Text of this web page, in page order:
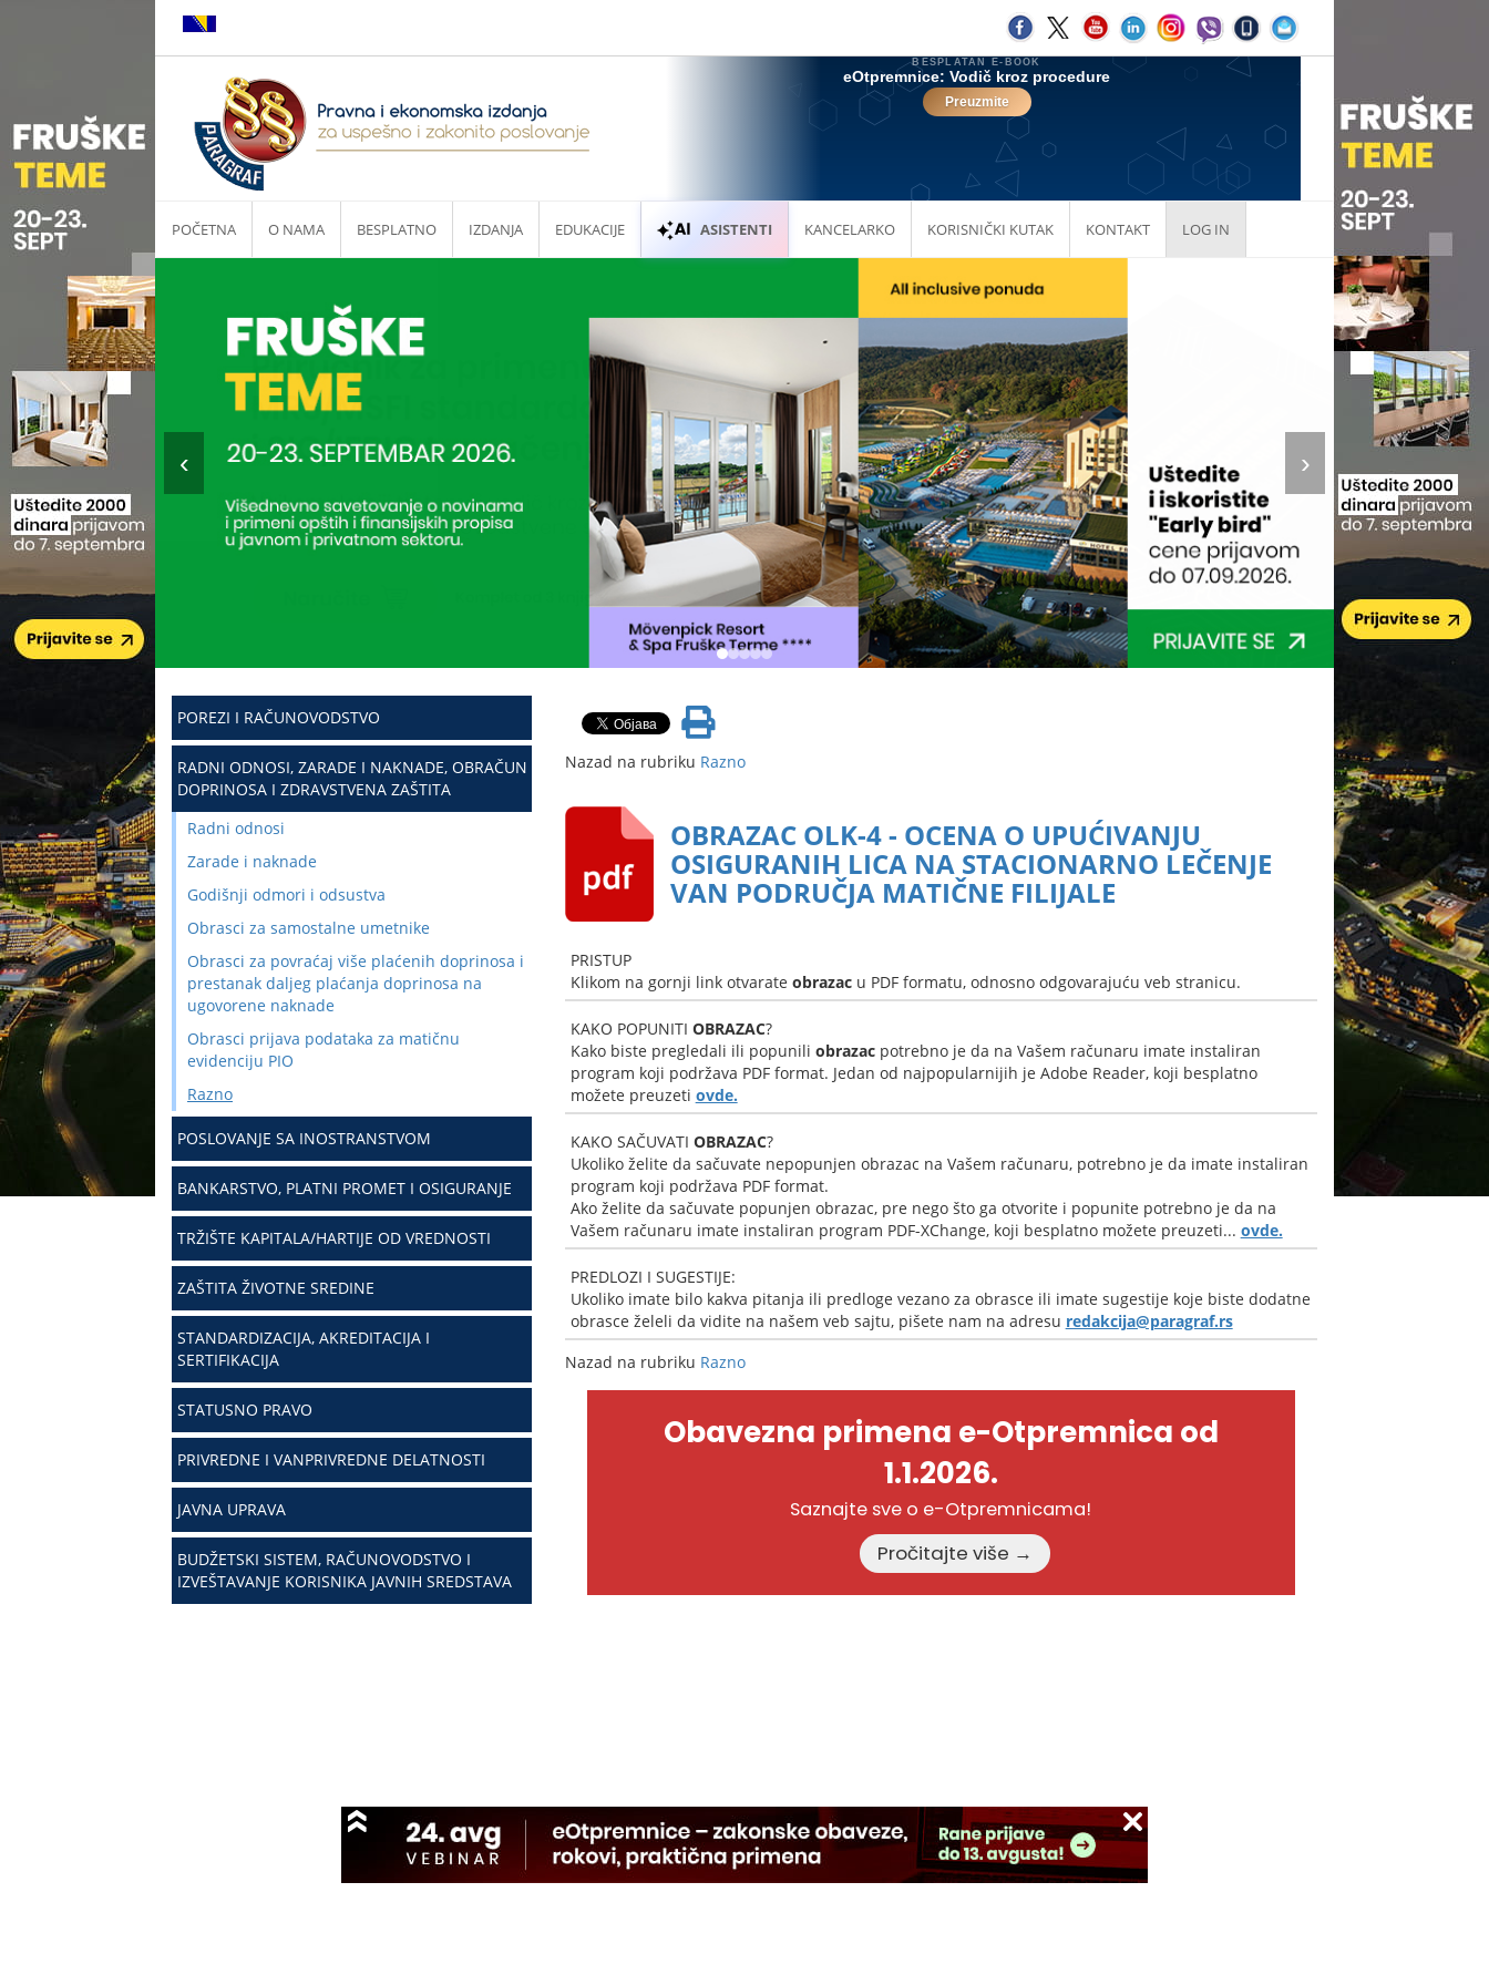
POČETNA O NAMA BESPLATNO IZDANJA EDUKACIJE ASISTENTI KANCELARKO KORISNIČKI KUTAK KONTAKT LOG IN
POREZI I RAČUNOVODSTVO
RADNI ODNOSI, ZARADE I NAKNADE, OBRAČUN
DOPRINOSA I ZDRAVSTVENA ZAŠTITA
Radni odnosi
Zarade i naknade
Godišnji odmori i odsustva
Obrasci za samostalne umetnike
Obrasci za povraćaj više plaćenih doprinosa i
prestanak daljeg plaćanja doprinosa na
ugovorene naknade
Obrasci prijava podataka za matičnu
evidenciju PIO
Razno
POSLOVANJE SA INOSTRANSTVOM
BANKARSTVO, PLATNI PROMET I OSIGURANJE
TRŽIŠTE KAPITALA/HARTIJE OD VREDNOSTI
ZAŠTITA ŽIVOTNE SREDINE
STANDARDIZACIJA, AKREDITACIJA I
SERTIFIKACIJA
STATUSNO PRAVO
PRIVREDNE I VANPRIVREDNE DELATNOSTI
JAVNA UPRAVA
BUDŽETSKI SISTEM, RAČUNOVODSTVO I
IZVEŠTAVANJE KORISNIKA JAVNIH SREDSTAVA
Nazad na rubriku Razno
OBRAZAC OLK-4 - OCENA O UPUĆIVANJU
OSIGURANIH LICA NA STACIONARNO LEČENJE
VAN PODRUČJA MATIČNE FILIJALE
PRISTUP
Klikom na gornji link otvarate obrazacu PDF formatu, odnosno odgovarajuću veb stranicu.
KAKO POPUNITI OBRAZAC?
Kako biste pregledali ili popunili obrazacpotrebno je da na Vašem računaru imate instaliran
program koji podržava PDF format. Jedan od najpopularnijih je Adobe Reader, koji besplatno
možete preuzeti ovde.
KAKO SAČUVATI OBRAZAC?
Ukoliko želite da sačuvate nepopunjen obrazac na Vašem računaru, potrebno je da imate instaliran
program koji podržava PDF format.
Ako želite da sačuvate popunjen obrazac, pre nego što ga otvorite i popunite potrebno je da na
Vašem računaru imate instaliran program PDF-XChange, koji besplatno možete preuzeti... ovde.
PREDLOZI I SUGESTIJE:
Ukoliko imate bilo kakva pitanja ili predloge vezano za obrasce ili imate sugestije koje biste dodatne
obrasce želeli da vidite na našem veb sajtu, pišete nam na adresu redakcija@paragraf.rs
Nazad na rubriku Razno
Obavezna primena e-Otpremnica od
1.1.2026.
Saznajte sve o e-Otpremnicama!
Pročitajte više →